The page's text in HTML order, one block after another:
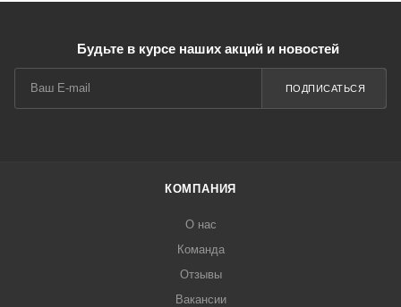
Будьте в курсе наших акций и новостей
ПОДПИСАТЬСЯ
КОМПАНИЯ
О нас
Команда
Отзывы
Вакансии